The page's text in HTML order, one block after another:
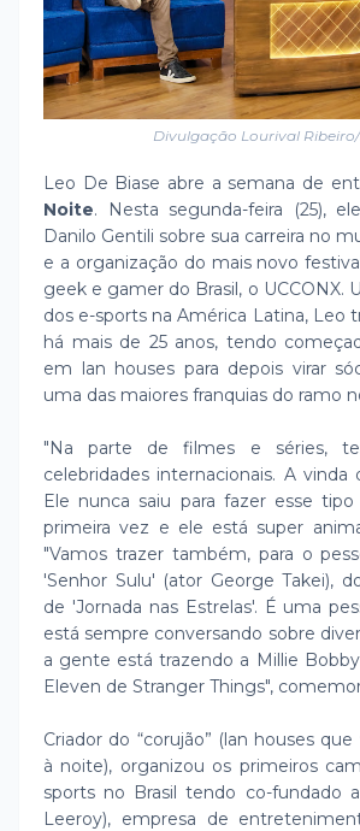
Divulgação Lourival Ribeiro/
Leo De Biase abre a semana de
Noite. Nesta segunda-feira (25),
Danilo Gentili sobre sua carreira no
e a organização do mais novo
geek e gamer do Brasil, o UCCONX.
dos e-sports na América Latina, Leo
há mais de 25 anos, tendo
em lan houses para depois virar
uma das maiores franquias do ramo
"Na parte de filmes e séries,
celebridades internacionais. A vinda
Ele nunca saiu para fazer esse
primeira vez e ele está super
"Vamos trazer também, para o
'Senhor Sulu' (ator George Takei),
de 'Jornada nas Estrelas'. É uma
está sempre conversando sobre
a gente está trazendo a Millie
Eleven de Stranger Things",
Criador do “corujão” (lan houses
à noite), organizou os primeiros
sports no Brasil tendo co-fundado
Leeroy), empresa de